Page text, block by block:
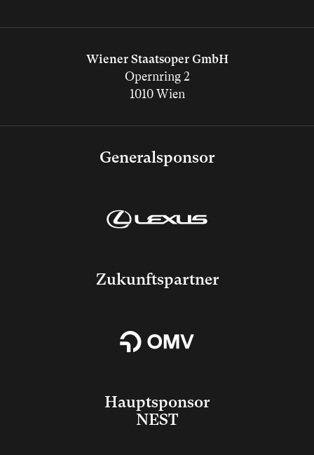
Generalsponsor
Zukunftspartner
Hauptsponsor
NEST
Wiener Staatsoper GmbH
Opernring 2
1010 Wien